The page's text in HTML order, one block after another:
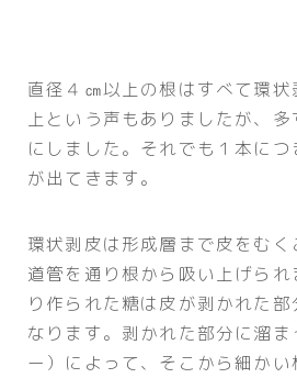
直径４㎝以上の根はすべて環
上という声もありましたが、
にしました。それでも１本に
が出てきます。
環状剥皮は形成層まで皮をむ
道管を通り根から吸い上げら
り作られた糖は皮が剥かれた部
なります。剥かれた部分に溜
ー）によって、そこから細か